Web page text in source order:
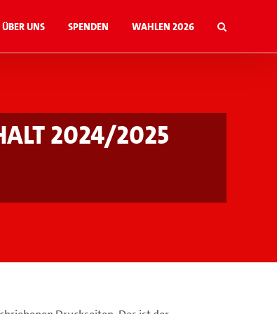
Über uns Spenden Wahlen 2026
2024/2025